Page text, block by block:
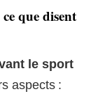
que disent
le sport
aspects :